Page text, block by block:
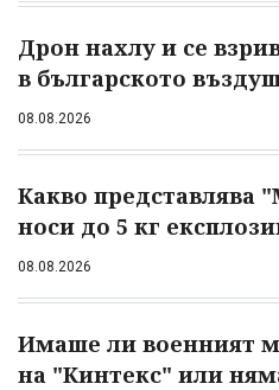
Дрон нахлу и се
в българското
08.08.2026
Какво представлява
носи до 5 кг
08.08.2026
Имаше ли военният
на "Кинтекс" или